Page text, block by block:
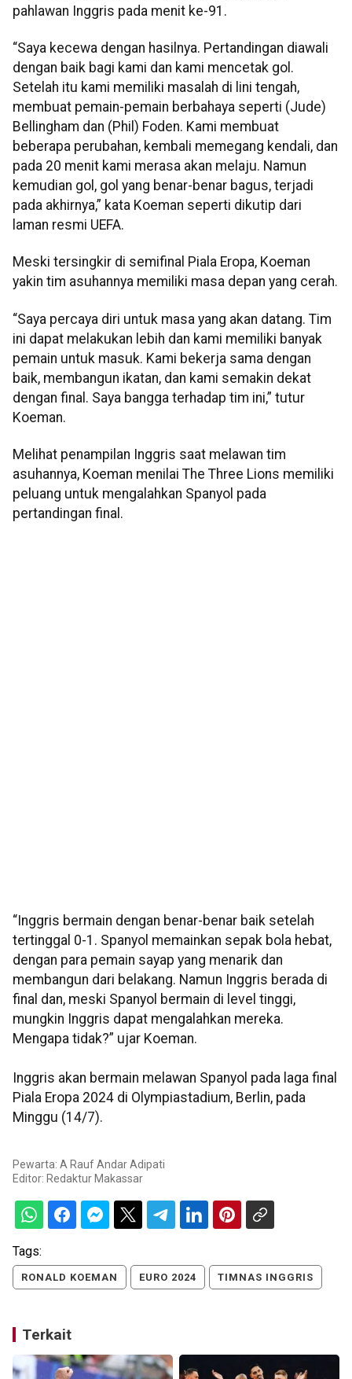
pahlawan Inggris pada menit ke-91.
“Saya kecewa dengan hasilnya. Pertandingan diawali
dengan baik bagi kami dan kami mencetak gol.
Setelah itu kami memiliki masalah di lini tengah,
membuat pemain-pemain berbahaya seperti (Jude)
Bellingham dan (Phil) Foden. Kami membuat
beberapa perubahan, kembali memegang kendali, dan
pada 20 menit kami merasa akan melaju. Namun
kemudian gol, gol yang benar-benar bagus, terjadi
pada akhirnya,” kata Koeman seperti dikutip dari
laman resmi UEFA.
Meski tersingkir di semifinal Piala Eropa, Koeman
yakin tim asuhannya memiliki masa depan yang cerah.
“Saya percaya diri untuk masa yang akan datang. Tim
ini dapat melakukan lebih dan kami memiliki banyak
pemain untuk masuk. Kami bekerja sama dengan
baik, membangun ikatan, dan kami semakin dekat
dengan final. Saya bangga terhadap tim ini,” tutur
Koeman.
Melihat penampilan Inggris saat melawan tim
asuhannya, Koeman menilai The Three Lions memiliki
peluang untuk mengalahkan Spanyol pada
pertandingan final.
“Inggris bermain dengan benar-benar baik setelah
tertinggal 0-1. Spanyol memainkan sepak bola hebat,
dengan para pemain sayap yang menarik dan
membangun dari belakang. Namun Inggris berada di
final dan, meski Spanyol bermain di level tinggi,
mungkin Inggris dapat mengalahkan mereka.
Mengapa tidak?” ujar Koeman.
Inggris akan bermain melawan Spanyol pada laga final
Piala Eropa 2024 di Olympiastadium, Berlin, pada
Minggu (14/7).
Pewarta: A Rauf Andar Adipati
Editor: Redaktur Makassar
Tags:
RONALD KOEMAN EURO 2024 TIMNAS INGGRIS
Terkait